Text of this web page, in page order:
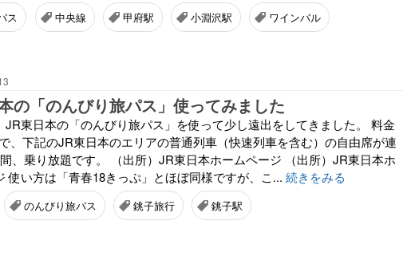
ス 中央線 甲府駅 小淵沢駅 ワインバル
の「のんびり旅パス」使ってみました
JR東日本の「のんびり旅パス」を使って少し遠出をしてきました。 料金
、下記のJR東日本のエリアの普通列車（快速列車を含む）の自由席が連
、乗り放題です。 （出所）JR東日本ホームページ （出所）JR東日本ホ
使い方は「青春18きっぷ」とほぼ同様ですが、こ... 続きをみる
のんびり旅パス 銚子旅行 銚子駅